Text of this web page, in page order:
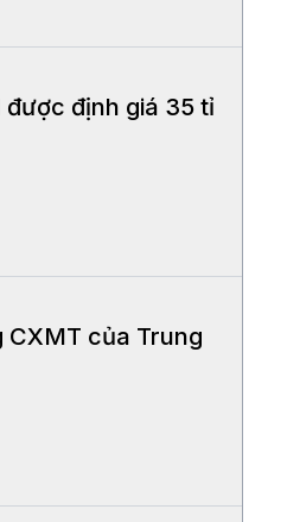
định giá 35 tỉ
CXMT của Trung